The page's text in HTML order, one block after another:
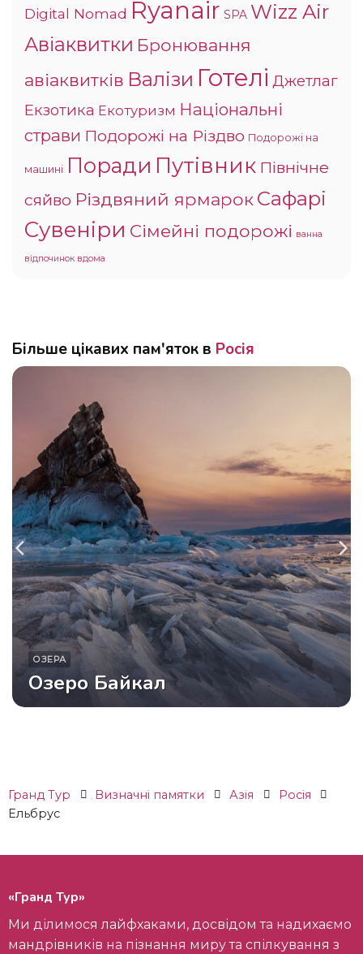
Digital Nomad Ryanair SPA Wizz Air
Авіаквитки Бронювання
авіаквитків Валізи Готелі Джетлаг
Екзотика Екотуризм Національні
страви Подорожі на Різдво Подорожі на
машині Поради Путівник Північне
сяйво Різдвяний ярмарокСафарі
Сувеніри Сімейні подорожі ванна
відпочинок вдома
Більше цікавих пам'яток в Росія
ОЗЕРА
Озеро Байкал
Гранд Тур Визначні памятки Азія
Росія
Ельбрус
«Гранд Тур»
Ми ділимося лайфхаками, досвідом та надихаємо
мандрівників на пізнання миру та спілкування з